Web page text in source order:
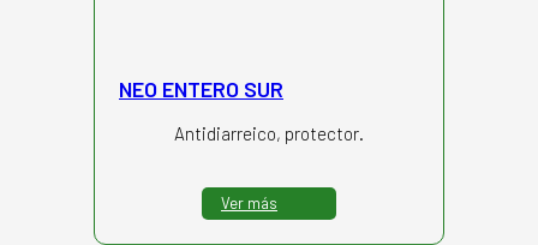
NEO ENTERO SUR
Antidiarreico, protector.
Ver más